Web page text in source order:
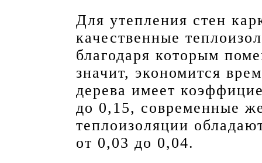
Для утепления стен
качественные
благодаря которым
значит, экономится
дерева имеет
до 0,15, современные
теплоизоляции
от 0,03 до 0,04.